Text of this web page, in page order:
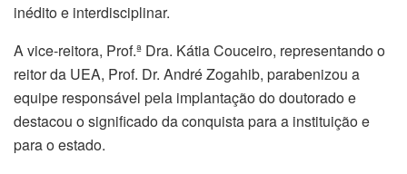
inédito e interdisciplinar.
A vice-reitora, Prof.ª Dra. Kátia Couceiro, representando o
reitor da UEA, Prof. Dr. André Zogahib, parabenizou a
equipe responsável pela implantação do doutorado e
destacou o significado da conquista para a instituição e
para o estado.